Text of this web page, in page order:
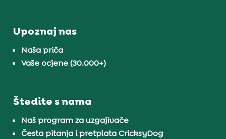
Upoznaj nas
Naša priča
Vaše ocjene (30.000+)
Štedite s nama
Naš program za uzgajivače
Česta pitanja i pretplata CricksyDog